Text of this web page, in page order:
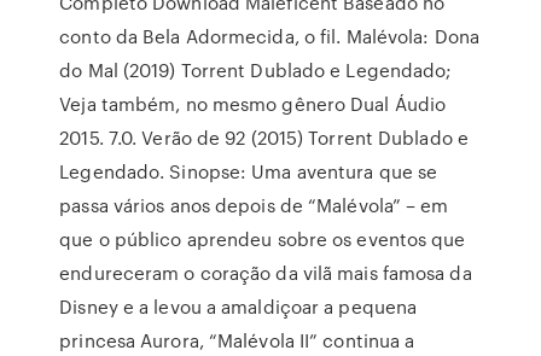
conto da Bela Adormecida, o fil. Malévola: Dona
do Mal (2019) Torrent Dublado e Legendado;
Veja também, no mesmo gênero Dual Áudio
2015. 7.0. Verão de 92 (2015) Torrent Dublado e
Legendado. Sinopse: Uma aventura que se
passa vários anos depois de “Malévola” – em
que o público aprendeu sobre os eventos que
endureceram o coração da vilã mais famosa da
Disney e a levou a amaldiçoar a pequena
princesa Aurora, “Malévola II” continua a